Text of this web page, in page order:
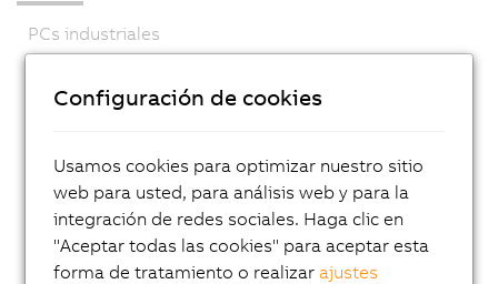
PCs industriales
Sistemas PLC
Sistema X20
Sistemas X20 revestidos
Sistema X67
Configuración de cookies
Usamos cookies para optimizar nuestro sitio
web para usted, para análisis web y para la
integración de redes sociales. Haga clic en
"Aceptar todas las cookies" para aceptar esta
forma de tratamiento o realizarajustes